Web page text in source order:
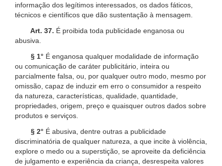
informação dos legítimos interessados, os dados fáticos,
técnicos e científicos que dão sustentação à mensagem.
Art. 37. É proibida toda publicidade enganosa ou
abusiva.
§ 1° É enganosa qualquer modalidade de informação
ou comunicação de caráter publicitário, inteira ou
parcialmente falsa, ou, por qualquer outro modo, mesmo por
omissão, capaz de induzir em erro o consumidor a respeito
da natureza, características, qualidade, quantidade,
propriedades, origem, preço e quaisquer outros dados sobre
produtos e serviços.
§ 2° É abusiva, dentre outras a publicidade
discriminatória de qualquer natureza, a que incite à violência,
explore o medo ou a superstição, se aproveite da deficiência
de julgamento e experiência da criança, desrespeita valores